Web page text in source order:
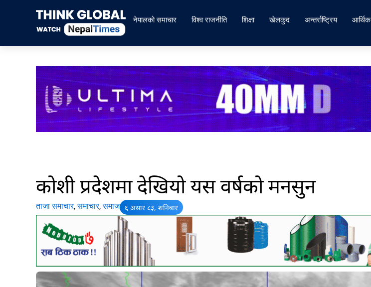
नेपालको समाचार विश्व राजनीति शिक्षा खेलकुद अन्तर्राष्ट्रिय आर्थिक
कोशी प्रदेशमा देखियो यस वर्षको मनसुन
ताजा समाचार,समाचार,समाज ६ असार ८३, शनिबार